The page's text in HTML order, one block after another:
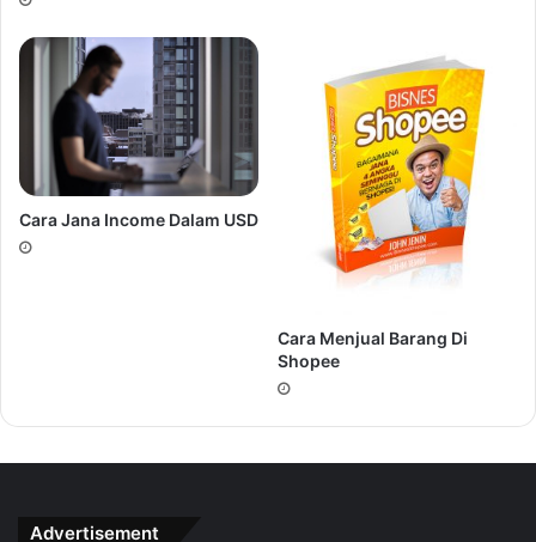
Cara Jana Income Dalam USD
Cara Menjual Barang Di
Shopee
Advertisement